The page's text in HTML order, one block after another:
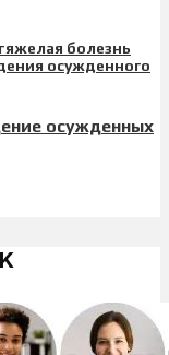
осужденных